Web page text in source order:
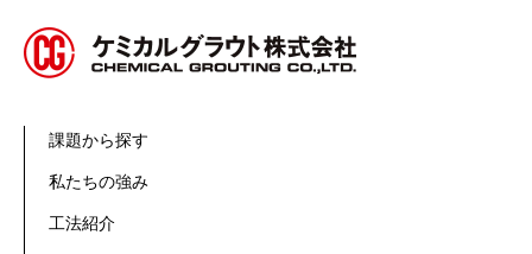
課題から探す
私たちの強み
工法紹介